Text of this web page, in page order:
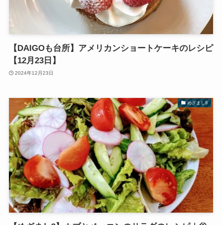
【DAIGOも台所】アメリカンショートケーキのレシピ
【12月23日】
2024年12月23日
めざまし8